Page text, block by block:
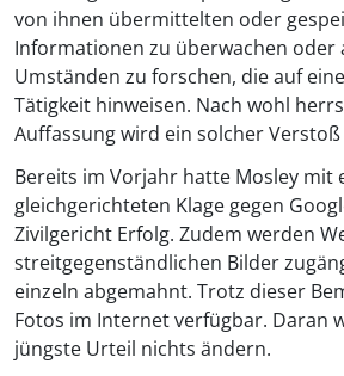
von ihnen übermittelten oder
Informationen zu überwachen oder
Umständen zu forschen, die auf
Tätigkeit hinweisen. Nach wohl
Auffassung wird ein solcher
Bereits im Vorjahr hatte Mosley mit
gleichgerichteten Klage gegen
Zivilgericht Erfolg. Zudem werden
streitgegenständlichen Bilder
einzeln abgemahnt. Trotz dieser
Fotos im Internet verfügbar. Daran
jüngste Urteil nichts ändern.